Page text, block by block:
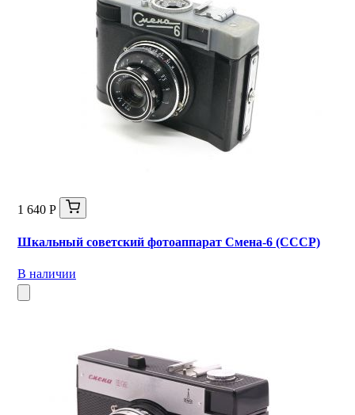
1 640 Р
Шкальный советский фотоаппарат Смена-6 (СССР)
В наличии